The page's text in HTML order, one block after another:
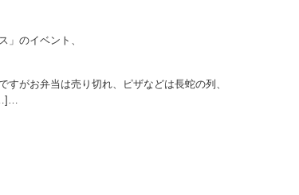
」のイベント、
すがお弁当は売り切れ、ピザなどは長蛇の列、